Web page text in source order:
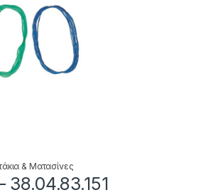
& Ματασίνες